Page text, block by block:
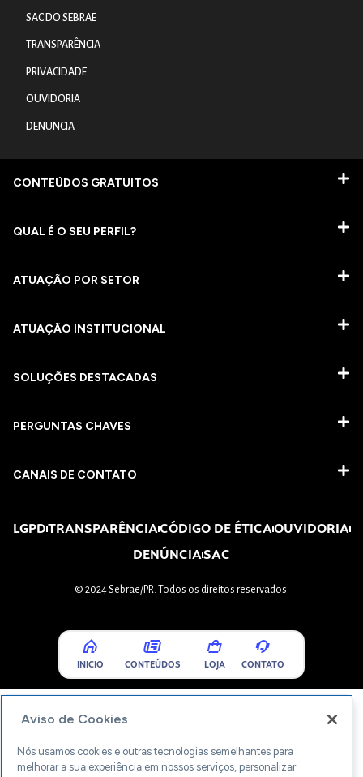
SAC DO SEBRAE
TRANSPARÊNCIA
PRIVACIDADE
OUVIDORIA
DENUNCIA
CONTEÚDOS GRATUITOS
QUAL É O SEU PERFIL?
ATUAÇÃO POR SETOR
ATUAÇÃO INSTITUCIONAL
SOLUÇÕES DESTACADAS
PERGUNTAS CHAVES​
CANAIS DE CONTATO
LGPDTRANSPARÊNCIACÓDIGO DE ÉTICAOUVIDORIA
DENÚNCIASAC
© 2024 Sebrae/PR. Todos os direitos reservados.
INICIO CONTEÚDOS LOJA CONTATO
Aviso de Cookies
Nós usamos cookies e outras tecnologias semelhantes para
melhorar a sua experiência em nossos serviços, personalizar